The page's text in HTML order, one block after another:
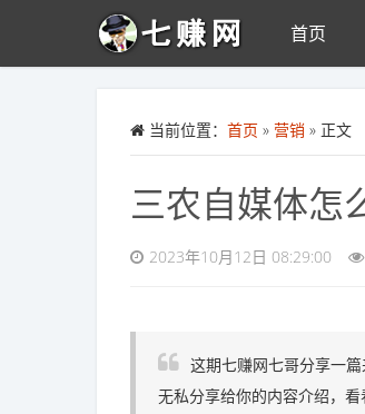
首页
当前位置： 首页 » 营销 » 正文
三农自媒体怎
2023年10月12日 08:29:00
这期七赚网七哥分享一
无私分享给你的内容介绍，看